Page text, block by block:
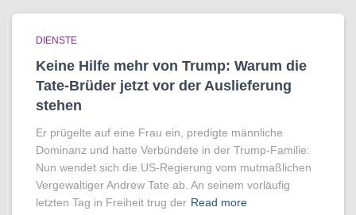
DIENSTE
Keine Hilfe mehr von Trump: Warum die
Tate-Brüder jetzt vor der Auslieferung
stehen
Er prügelte auf eine Frau ein, predigte männliche
Dominanz und hatte Verbündete in der Trump-Familie:
Nun wendet sich die US-Regierung vom mutmaßlichen
Vergewaltiger Andrew Tate ab. An seinem vorläufig
letzten Tag in Freiheit trug der Read more